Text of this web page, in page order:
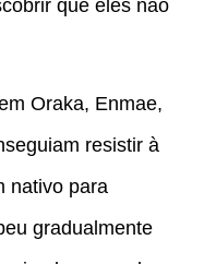
que eles não
Oraka, Enmae,
resistir à
nativo para
gradualmente